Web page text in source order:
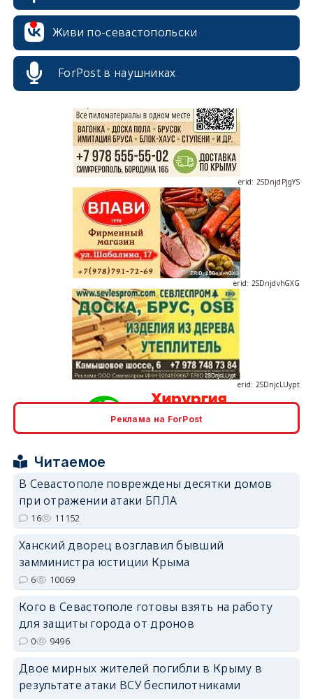
Живи по-севастопольски
ForPost в наушниках
erid: 2SDnjdPjgYS
erid: 2SDnjdvhGXG
erid: 2SDnjcrDNw6
Реклама на ForPost
Читаемое
В Севастополе повреждены десятки домов
при отражении атаки БПЛА
16 11152
Ханский дворец возглавил бывший
замминистра юстиции Крыма
6 10069
Кого в Севастополе готовы взять на работу
для защиты города от дронов
0 9496
Двое мирных жителей погибли в Крыму в
результате атаки ВСУ беспилотниками